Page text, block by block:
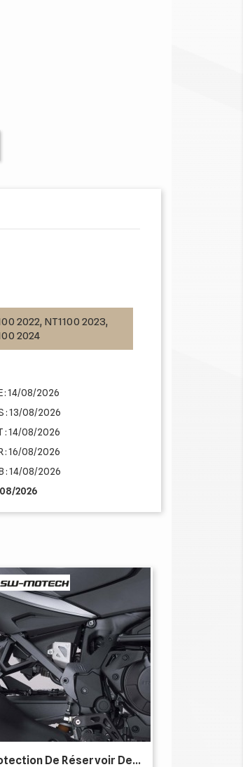
2022, NT1100 2023,
2024
: 14/08/2026
: 13/08/2026
: 14/08/2026
: 16/08/2026
: 14/08/2026
2026
De Réservoir De...